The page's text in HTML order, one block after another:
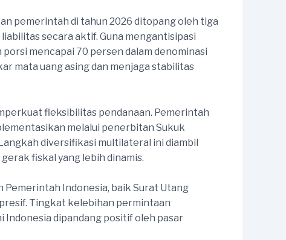
pemerintah di tahun 2026 ditopang oleh tiga
secara aktif. Guna mengantisipasi
mencapai 70 persen dalam denominasi
mata uang asing dan menjaga stabilitas
fleksibilitas pendanaan. Pemerintah
melalui penerbitan Sukuk
diversifikasi multilateral ini diambil
fiskal yang lebih dinamis.
Indonesia, baik Surat Utang
Tingkat kelebihan permintaan
dipandang positif oleh pasar